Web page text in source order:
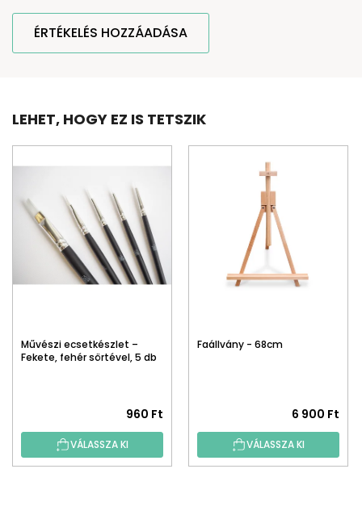
ÉRTÉKELÉS HOZZÁADÁSA
LEHET, HOGY EZ IS TETSZIK
Művészi ecsetkészlet –
Fekete, fehér sörtével, 5 db
960 Ft
VÁLASSZA KI
Faállvány - 68cm
6 900 Ft
VÁLASSZA KI